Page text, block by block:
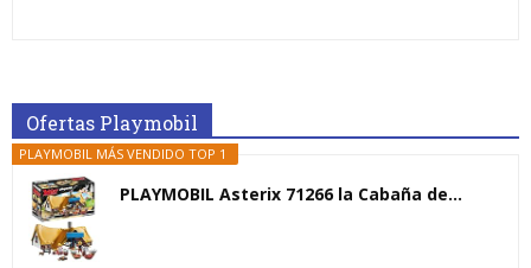
Ofertas Playmobil
PLAYMOBIL MÁS VENDIDO TOP 1
PLAYMOBIL Asterix 71266 la Cabaña de...